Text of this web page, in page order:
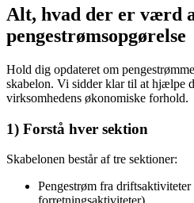
Alt, hvad der er værd
pengestrømsopgørelse
Hold dig opdateret om
skabelon. Vi sidder klar til at hjælpe
virksomhedens økonomiske forhold.
1) Forstå hver sektion
Skabelonen består af tre sektioner:
Pengestrøm fra